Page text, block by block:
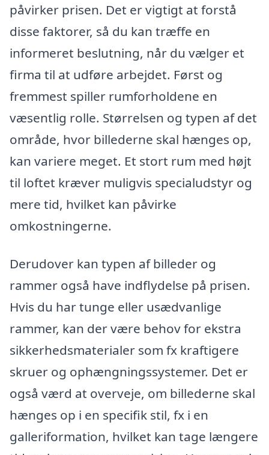
påvirker prisen. Det er vigtigt at forstå
disse faktorer, så du kan træffe en
informeret beslutning, når du vælger et
firma til at udføre arbejdet. Først og
fremmest spiller rumforholdene en
væsentlig rolle. Størrelsen og typen af det
område, hvor billederne skal hænges op,
kan variere meget. Et stort rum med højt
til loftet kræver muligvis specialudstyr og
mere tid, hvilket kan påvirke
omkostningerne.
Derudover kan typen af billeder og
rammer også have indflydelse på prisen.
Hvis du har tunge eller usædvanlige
rammer, kan der være behov for ekstra
sikkerhedsmaterialer som fx kraftigere
skruer og ophængningssystemer. Det er
også værd at overveje, om billederne skal
hænges op i en specifik stil, fx i en
galleriformation, hvilket kan tage længere